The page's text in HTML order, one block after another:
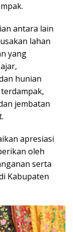
antara lain
lahan
yang
hunian
jembatan
apresiasi
oleh
serta
Kabupaten